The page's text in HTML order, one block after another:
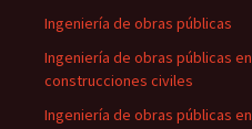
Ingeniería de obras públicas
Ingeniería de obras públicas en
construcciones civiles
Ingeniería de obras públicas en